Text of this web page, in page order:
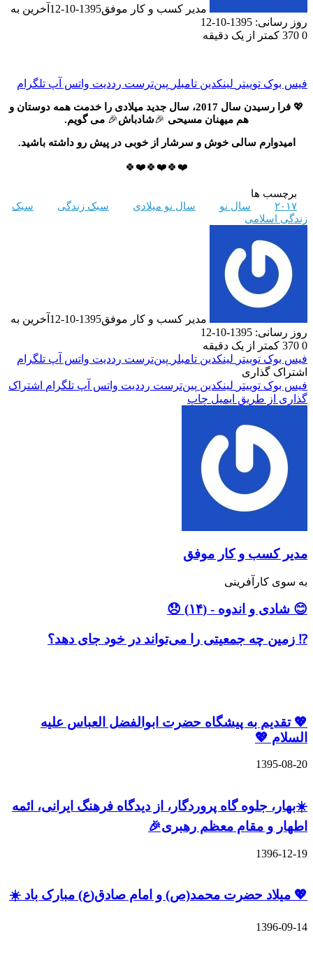
مدیر کسب و کار موفق1395-10-12
آخرین به
روز رسانی: 1395-10-12
0
کمتر از یک دقیقه
فیس بوک توییتر لینکدین ‫تامبلر ‫پین‌ترست ‫رددیت واتس آپ تلگرام
💖 فرا رسیدن سال ، سال جدید میلادی را خدمت همه دوستان و
هم میهنان مسیحی 🎉شادباش🎉 می گویم.
امیدوارم سالی خوش و سرشار از خوبی در پیش رو داشته باشید.
❤️🍀❤️🍀❤️🍀
برچسب ها
۲۰۱۷
سال نو سال نو میلادی سبک زندگی
سبک
زندگی اسلامی
مدیر کسب و کار موفق1395-10-12
آخرین به
روز رسانی: 1395-10-12
0
کمتر از یک دقیقه
فیس بوک توییتر لینکدین ‫تامبلر ‫پین‌ترست ‫رددیت واتس آپ تلگرام
اشتراک گذاری
فیس بوک توییتر لینکدین ‫پین‌ترست ‫رددیت واتس آپ تلگرام اشتراک
گذاری از طریق ایمیل چاپ
مدیر کسب و کار موفق
به سوی کارآفرینی
😊 شادی و اندوه - (۱۴) 😞
⁉️ زمین چه جمعیتی را می‌تواند در خود جای دهد؟
💖 تقدیم به پیشگاه حضرت ابوالفضل العباس علیه
السلام 💖
1395-08-20
☀️بهار، جلوه گاه پروردگار، از دیدگاه فرهنگ ایرانی، ائمه
اطهار و مقام معظم رهبری🎉
1396-12-19
💖 میلاد حضرت محمد(ص) و امام صادق(ع) مبارک باد ☀️
1396-09-14